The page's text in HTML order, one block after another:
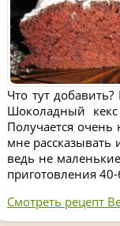
Что тут
Шоколадный
Получается
мне
ведь не
приготовления
Смотреть рецепт